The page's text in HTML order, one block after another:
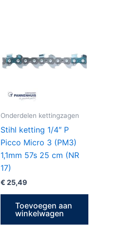
Onderdelen kettingzagen
Stihl ketting 1/4″ P
Picco Micro 3 (PM3)
1,1mm 57s 25 cm (NR
17)
€ 25,49
Toevoegen aan
winkelwagen